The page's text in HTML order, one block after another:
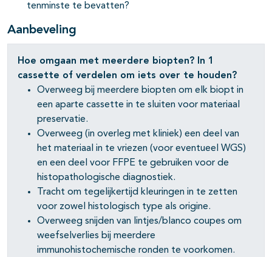
tenminste te bevatten?
Aanbeveling
Hoe omgaan met meerdere biopten? In 1
cassette of verdelen om iets over te houden?
Overweeg bij meerdere biopten om elk biopt in
een aparte cassette in te sluiten voor materiaal
preservatie.
Overweeg (in overleg met kliniek) een deel van
het materiaal in te vriezen (voor eventueel WGS)
en een deel voor FFPE te gebruiken voor de
histopathologische diagnostiek.
Tracht om tegelijkertijd kleuringen in te zetten
voor zowel histologisch type als origine.
Overweeg snijden van lintjes/blanco coupes om
weefselverlies bij meerdere
immunohistochemische ronden te voorkomen.